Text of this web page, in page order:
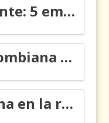
Resiliencia migrante: 5 emociones y cómo gestionarlas
Tatiana Toro: colombiana que cambió la historia de las matemáticas
Ciencia colombiana en la revolución de los órganos en chips